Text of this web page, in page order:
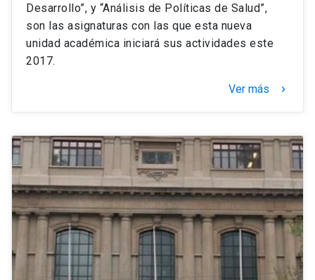
Desarrollo”, y “Análisis de Políticas de Salud”,
son las asignaturas con las que esta nueva
unidad académica iniciará sus actividades este
2017.
Ver más keyboard_arrow_right